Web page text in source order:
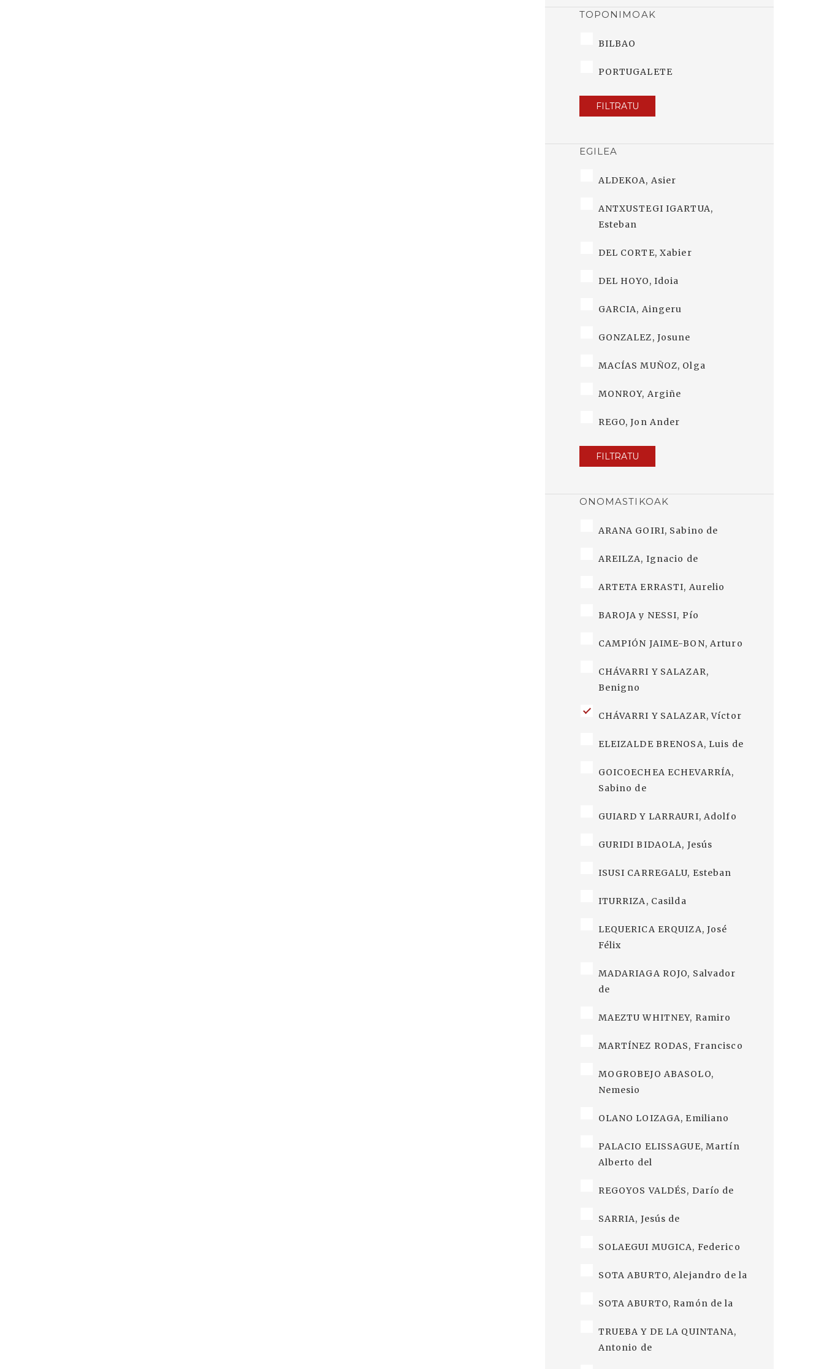
TOPONIMOAK
BILBAO
PORTUGALETE
FILTRATU
EGILEA
ALDEKOA, Asier
ANTXUSTEGI IGARTUA,
Esteban
DEL CORTE, Xabier
DEL HOYO, Idoia
GARCIA, Aingeru
GONZALEZ, Josune
MACÍAS MUÑOZ, Olga
MONROY, Argiñe
REGO, Jon Ander
FILTRATU
ONOMASTIKOAK
ARANA GOIRI, Sabino de
AREILZA, Ignacio de
ARTETA ERRASTI, Aurelio
BAROJA y NESSI, Pío
CAMPIÓN JAIME-BON, Arturo
CHÁVARRI Y SALAZAR,
Benigno
CHÁVARRI Y SALAZAR, Víctor
ELEIZALDE BRENOSA, Luis de
GOICOECHEA ECHEVARRÍA,
Sabino de
GUIARD Y LARRAURI, Adolfo
GURIDI BIDAOLA, Jesús
ISUSI CARREGALU, Esteban
ITURRIZA, Casilda
LEQUERICA ERQUIZA, José
Félix
MADARIAGA ROJO, Salvador
de
MAEZTU WHITNEY, Ramiro
MARTÍNEZ RODAS, Francisco
MOGROBEJO ABASOLO,
Nemesio
OLANO LOIZAGA, Emiliano
PALACIO ELISSAGUE, Martín
Alberto del
REGOYOS VALDÉS, Darío de
SARRIA, Jesús de
SOLAEGUI MUGICA, Federico
SOTA ABURTO, Alejandro de la
SOTA ABURTO, Ramón de la
TRUEBA Y DE LA QUINTANA,
Antonio de